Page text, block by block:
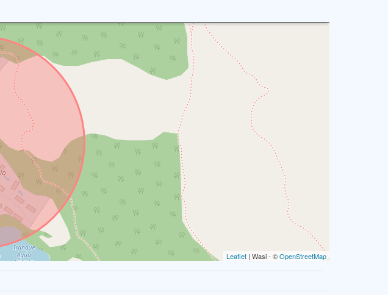
Leaflet | Wasi - ©OpenStreetMap